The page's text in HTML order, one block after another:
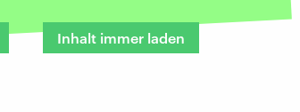
Inhalt immer laden